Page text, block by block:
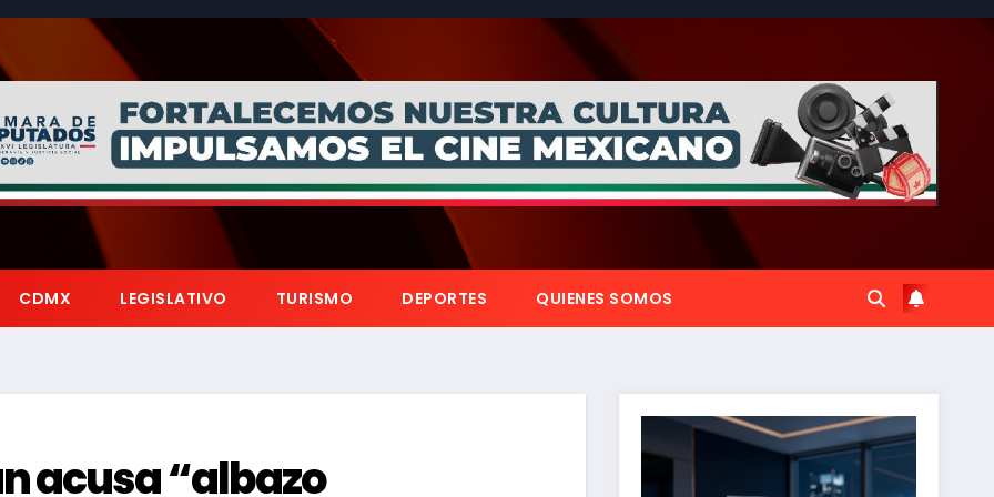
CDMX LEGISLATIVO TURISMO DEPORTES QUIENES SOMOS
acusa “albazo